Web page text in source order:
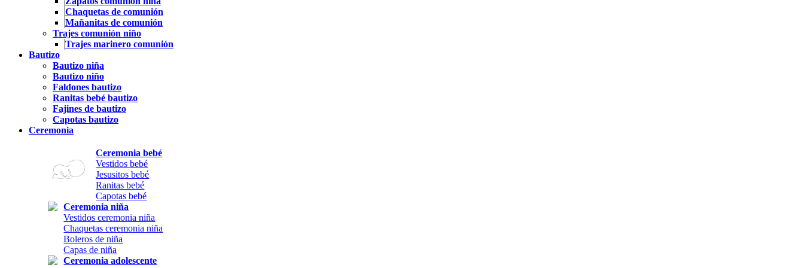
Chaquetas de comunión
Mañanitas de comunión
Trajes comunión niño
Trajes marinero comunión
Bautizo
Bautizo niña
Bautizo niño
Faldones bautizo
Ranitas bebé bautizo
Fajines de bautizo
Capotas bautizo
Ceremonia
Ceremonia bebé
Vestidos bebé
Jesusitos bebé
Ranitas bebé
Capotas bebé
Ceremonia niña
Vestidos ceremonia niña
Chaquetas ceremonia niña
Boleros de niña
Capas de niña
Ceremonia adolescente